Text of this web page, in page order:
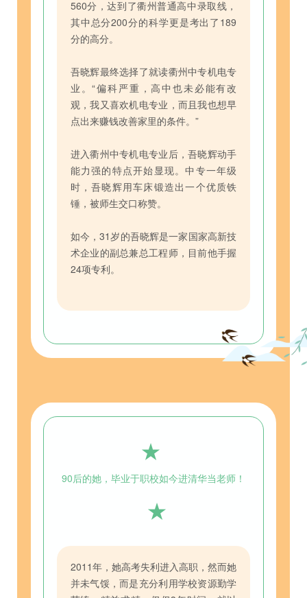
560分，达到了衢州普通高中录取线，
其中总分200分的科学更是考出了189
分的高分。
吾晓辉最终选择了就读衢州中专机电专
业。“偏科严重，高中也未必能有改
观，我又喜欢机电专业，而且我也想早
点出来赚钱改善家里的条件。”
进入衢州中专机电专业后，吾晓辉动手
能力强的特点开始显现。中专一年级
时，吾晓辉用车床锻造出一个优质铁
锤，被师生交口称赞。
如今，31岁的吾晓辉是一家国家高新技
术企业的副总兼总工程师，目前他手握
24项专利。
★
90后的她，毕业于职校如今进清华当老师！
★
2011年，她高考失利进入高职，然而她
并未气馁，而是充分利用学校资源勤学